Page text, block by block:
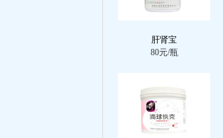
肝肾宝
80元/瓶